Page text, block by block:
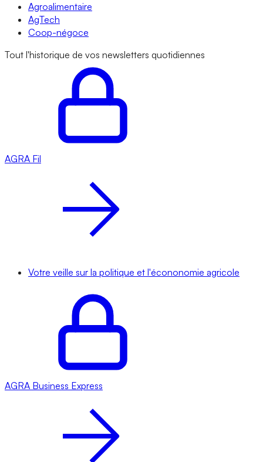
Agroalimentaire
AgTech
Coop-négoce
Tout l'historique de vos newsletters quotidiennes
AGRA Fil
Votre veille sur la politique et l'écononomie agricole
AGRA Business Express